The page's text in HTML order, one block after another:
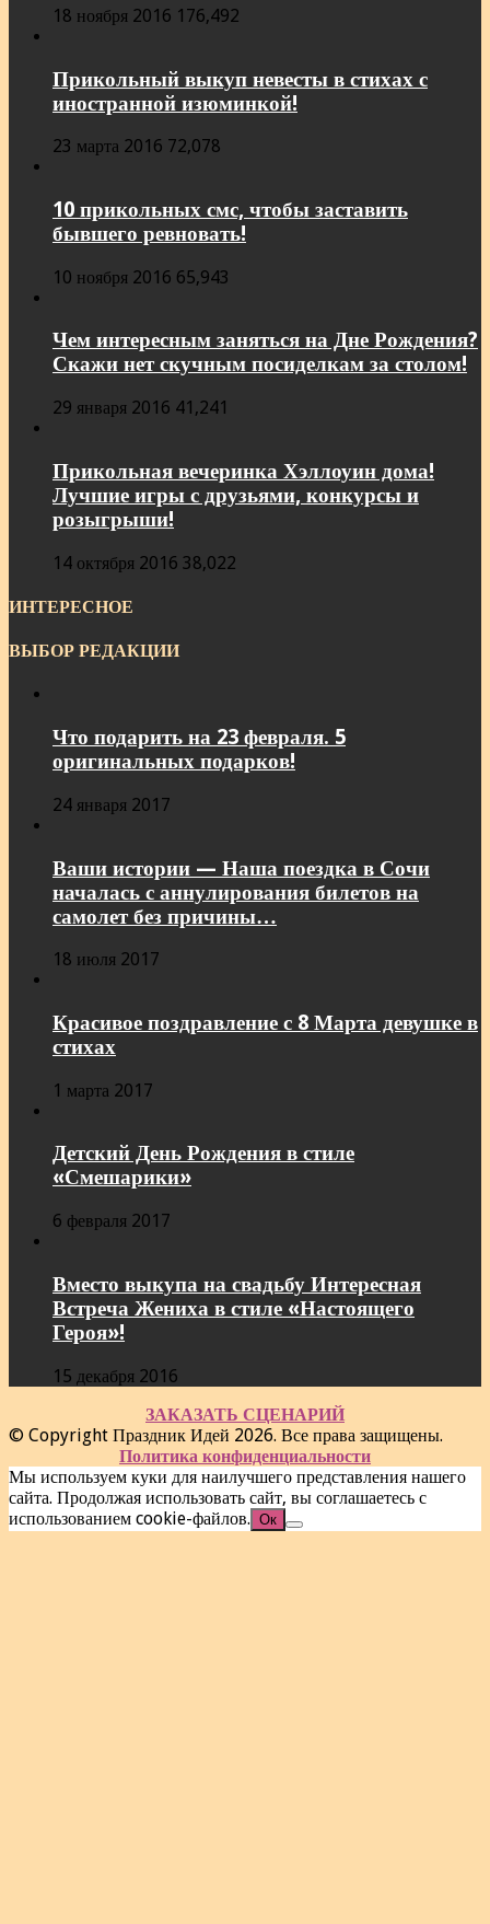
18 ноября 2016 176,492
Прикольный выкуп невесты в стихах с
иностранной изюминкой!
23 марта 2016 72,078
10 прикольных смс, чтобы заставить
бывшего ревновать!
10 ноября 2016 65,943
Чем интересным заняться на Дне Рождения?
Скажи нет скучным посиделкам за столом!
29 января 2016 41,241
Прикольная вечеринка Хэллоуин дома!
Лучшие игры с друзьями, конкурсы и
розыгрыши!
14 октября 2016 38,022
ИНТЕРЕСНОЕ
ВЫБОР РЕДАКЦИИ
Что подарить на 23 февраля. 5
оригинальных подарков!
24 января 2017
Ваши истории — Наша поездка в Сочи
началась с аннулирования билетов на
самолет без причины…
18 июля 2017
Красивое поздравление с 8 Марта девушке в
стихах
1 марта 2017
Детский День Рождения в стиле
«Смешарики»
6 февраля 2017
Вместо выкупа на свадьбу Интересная
Встреча Жениха в стиле «Настоящего
Героя»!
15 декабря 2016
ЗАКАЗАТЬ СЦЕНАРИЙ
© Copyright Праздник Идей 2026. Все права защищены.
Политика конфиденциальности
Мы используем куки для наилучшего представления нашего
сайта. Продолжая использовать сайт, вы соглашаетесь с
использованием cookie-файлов. Ок